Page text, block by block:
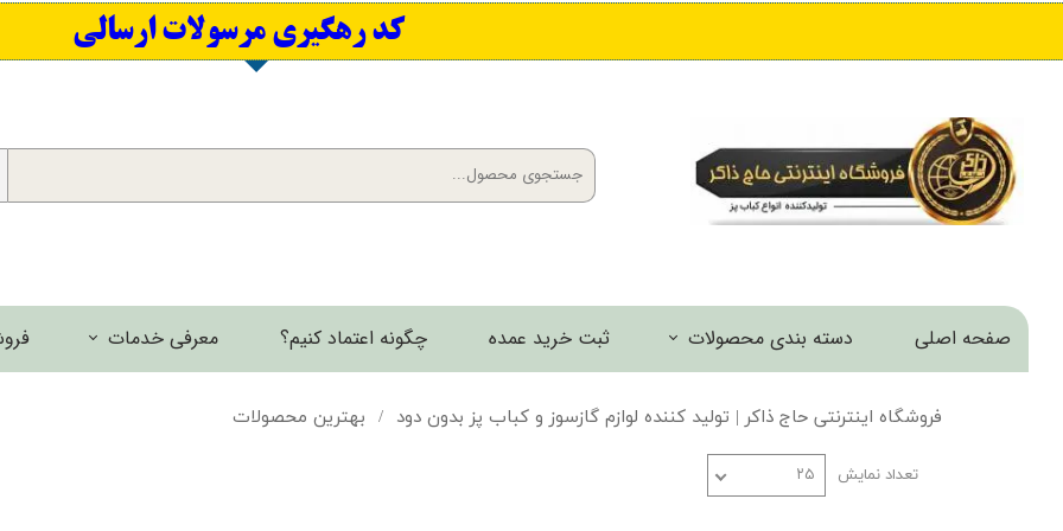
صفحه اصلی دسته بندی محصولات
کباب پز و منقل
اجاق و مشعل
ثبت خرید عمده چگونه اعتماد کنیم؟ معرفی خدمات
​کد رهگیری مرسولات ارسالی
فروشگاه اینترنتی حاج ذاکر | تولید کننده لوازم گازسوز و کباب پز بدون دود بهترین محصولات
تعداد نمایش ۲۵